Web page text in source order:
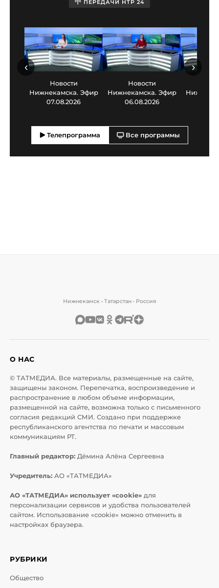
ПЕРЕДАЧИ НТР 24
Новости
Нижнекамска. Эфир
07.08.2026
Новости
Нижнекамска. Эфир
06.08.2026
‹ ›
Телепрограмма Все программы
Нижнекамск • Татарстан • Россия
О НАС
© ТАТМЕДИА. Все материалы, размещенные на сайте,
защищены законом. Перепечатка, воспроизведение и
распространение в любом объеме информации,
размещенной на сайте, возможна только с письменного
согласия редакций СМИ. Создано при поддержке
республиканского агентства по печати и массовым
коммуникациям РТ.
Главный редактор: Дёмина Алёна Сергеевна
Учредитель: АО «ТАТМЕДИА»
АО «ТАТМЕДИА» использует «cookie» для
персонализации сервисов и удобства пользователей
сайтом. Использование «cookie» можно отменить в
настройках браузера.
РУБРИКИ
Общество